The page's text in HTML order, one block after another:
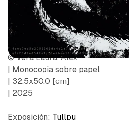
© Vera Laura, Alex
| Monocopia sobre papel
| 32.5x50.0 [cm]
| 2025
Exposición: Tullpu